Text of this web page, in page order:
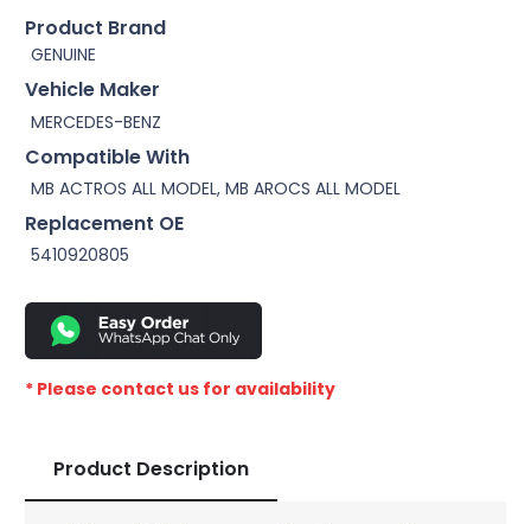
Product Brand
GENUINE
Vehicle Maker
MERCEDES-BENZ
Compatible With
MB ACTROS ALL MODEL, MB AROCS ALL MODEL
Replacement OE
5410920805
* Please contact us for availability
Product Description